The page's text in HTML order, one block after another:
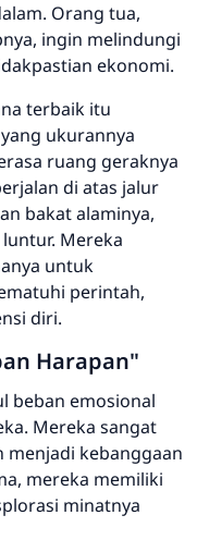
Orang tua,
ingin melindungi
ekonomi.
terbaik itu
ukurannya
ruang geraknya
di atas jalur
bakat alaminya,
Mereka
untuk
perintah,
diri.
Harapan"
beban emosional
Mereka sangat
kebanggaan
mereka memiliki
minatnya